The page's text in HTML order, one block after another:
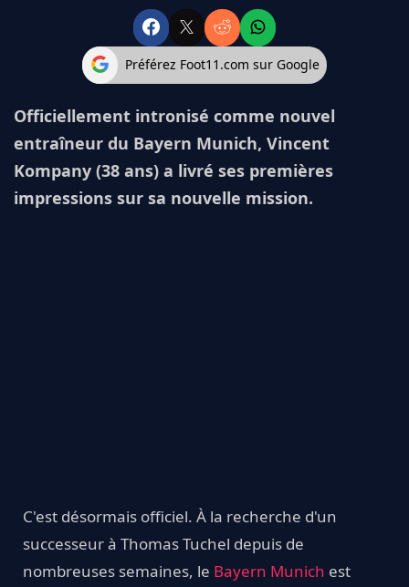
Préférez Foot11.com sur Google
Officiellement intronisé comme nouvel
entraîneur du Bayern Munich, Vincent
Kompany (38 ans) a livré ses premières
impressions sur sa nouvelle mission.
C'est désormais officiel. À la recherche d'un
successeur à Thomas Tuchel depuis de
nombreuses semaines, le Bayern Munich est